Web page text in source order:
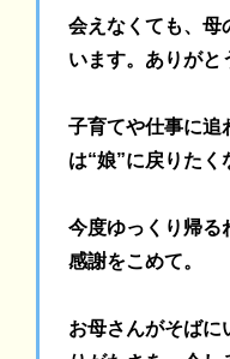
会えなくても、母
います。ありがと
子育てや仕事に追
は“娘”に戻りたく
今度ゆっくり帰る
感謝をこめて。
お母さんがそばに